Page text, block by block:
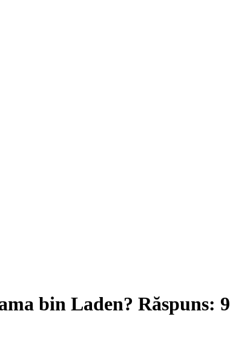
bin Laden? Răspuns: 9